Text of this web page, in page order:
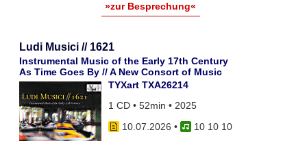
»zur Besprechung«
Ludi Musici // 1621
Instrumental Music of the Early 17th Century
As Time Goes By // A New Consort of Music
TYXart TXA26214
1 CD • 52min • 2025
10.07.2026 •
10 10 10